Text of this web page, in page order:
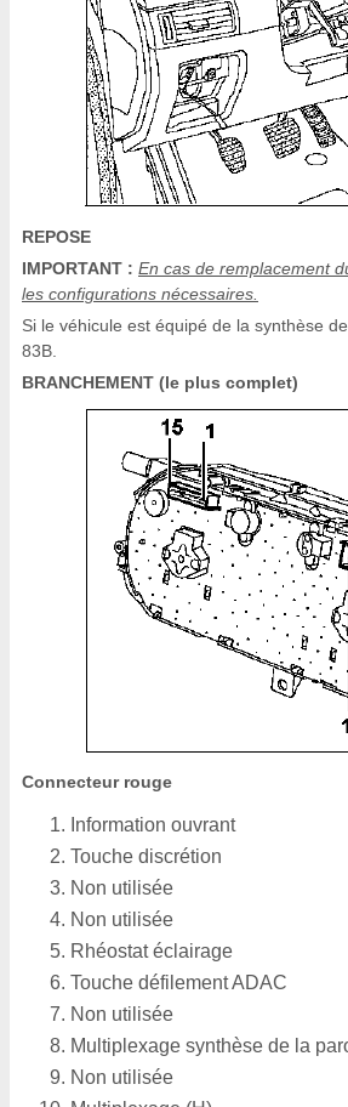
REPOSE
IMPORTANT : En cas de remplacement
les configurations nécessaires.
Si le véhicule est équipé de la synthèse
83B.
BRANCHEMENT (le plus complet)
Connecteur rouge
Information ouvrant
Touche discrétion
Non utilisée
Non utilisée
Rhéostat éclairage
Touche défilement ADAC
Non utilisée
Multiplexage synthèse de la
Non utilisée